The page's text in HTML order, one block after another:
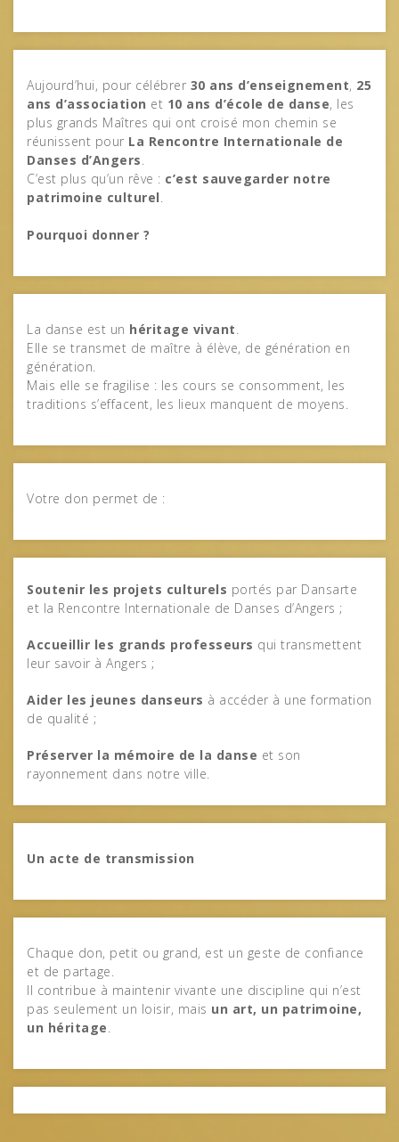
Aujourd’hui, pour célébrer 30 ans d’enseignement, 25
ans d’association et 10 ans d’école de danse, les
plus grands Maîtres qui ont croisé mon chemin se
réunissent pour La Rencontre Internationale de
Danses d’Angers.
C’est plus qu’un rêve : c’est sauvegarder notre
patrimoine culturel.
Pourquoi donner ?
La danse est un héritage vivant.
Elle se transmet de maître à élève, de génération en
génération.
Mais elle se fragilise : les cours se consomment, les
traditions s’effacent, les lieux manquent de moyens.
Votre don permet de :
Soutenir les projets culturels portés par Dansarte
et la Rencontre Internationale de Danses d’Angers ;
Accueillir les grands professeurs qui transmettent
leur savoir à Angers ;
Aider les jeunes danseurs à accéder à une formation
de qualité ;
Préserver la mémoire de la danse et son
rayonnement dans notre ville.
Un acte de transmission
Chaque don, petit ou grand, est un geste de confiance
et de partage.
Il contribue à maintenir vivante une discipline qui n’est
pas seulement un loisir, mais un art, un patrimoine,
un héritage.